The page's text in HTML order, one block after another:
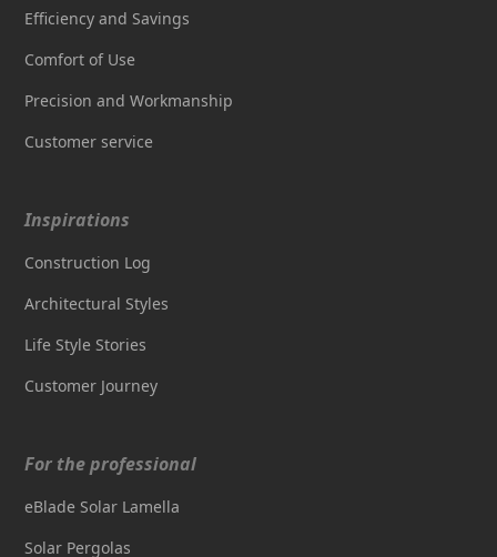
Efficiency and Savings
Comfort of Use
Precision and Workmanship
Customer service
Inspirations
Construction Log
Architectural Styles
Life Style Stories
Customer Journey
For the professional
eBlade Solar Lamella
Solar Pergolas